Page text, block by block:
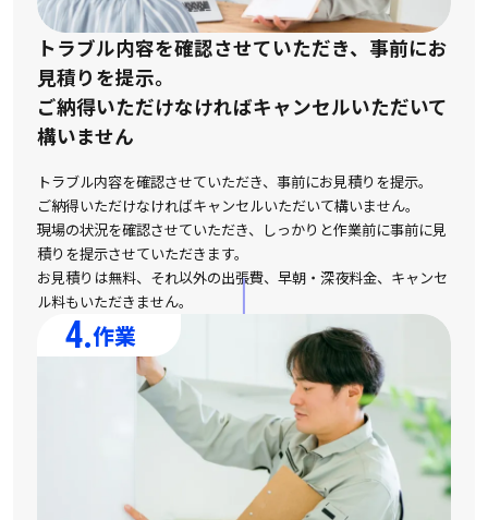
トラブル内容を確認させていただき、事前にお
見積りを提示。
ご納得いただけなければキャンセルいただいて
構いません
トラブル内容を確認させていただき、事前にお見積りを提示。
ご納得いただけなければキャンセルいただいて構いません。
現場の状況を確認させていただき、しっかりと作業前に事前に見
積りを提示させていただきます。
お見積りは無料、それ以外の出張費、早朝・深夜料金、キャンセ
ル料もいただきません。
4.作業